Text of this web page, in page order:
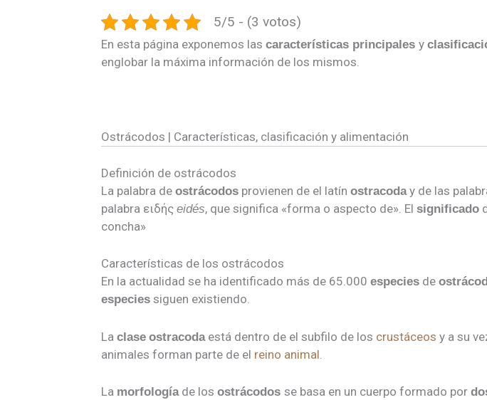
5/5 - (3 votos)
En esta página exponemos las características principales y
englobar la máxima información de los mismos.
Ostrácodos | Características, clasificación y alimentación
Definición de ostrácodos
La palabra de ostrácodos provienen de el latín ostracoday de las
palabra ειδής eidés, que significa «forma o aspecto de». El significado
concha»
Características de los ostrácodos
En la actualidad se ha identificado más de 65.000 especies de
especies siguen existiendo.
La clase ostracodaestá dentro de el subfilo de los crustáceos y a su
animales forman parte de el reino animal.
La morfologíade los ostrácodos se basa en un cuerpo formado por